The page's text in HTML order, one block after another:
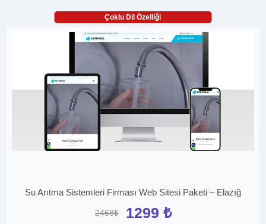
Çoklu Dil Özelliği
Su Arıtma Sistemleri Firması Web Sitesi Paketi – Elazığ
2468₺ 1299 ₺